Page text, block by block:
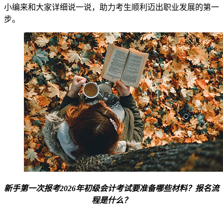
小编来和大家详细说一说，助力考生顺利迈出职业发展的第一
步。
新手第一次报考2026年初级会计考试要准备哪些材料？报名流
程是什么？